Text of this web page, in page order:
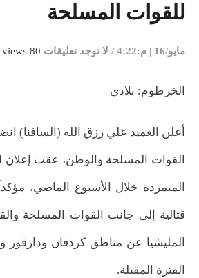
للقوات المسلحة
مايو/16 | م:4:22 / لا توجد تعليقات 80 views
الخرطوم: بلادي
أعلن العميد علي رزق الله (السافنا)
القوات المسلحة والوطن، عقب إعلان
المتمردة خلال الأسبوع الماضي،
قتالية إلى جانب القوات المسلحة
المليشيا عن مناطق كردفان
الفترة المقبلة.